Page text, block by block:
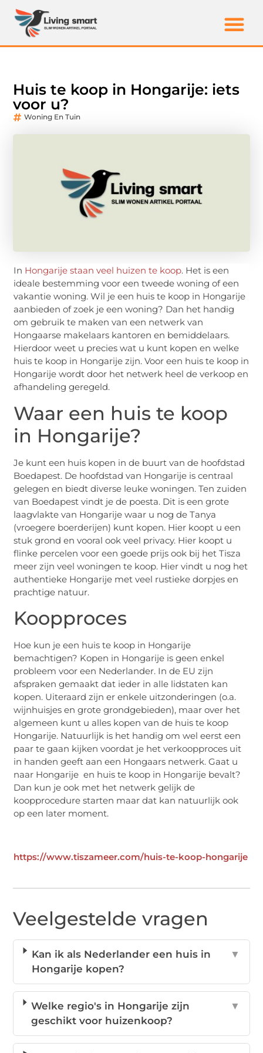
Huis te koop in Hongarije: iets
voor u?
Woning En Tuin
In Hongarije staan veel huizen te koop. Het is een
ideale bestemming voor een tweede woning of een
vakantie woning. Wil je een huis te koop in Hongarije
aanbieden of zoek je een woning? Dan het handig
om gebruik te maken van een netwerk van
Hongaarse makelaars kantoren en bemiddelaars.
Hierdoor weet u precies wat u kunt kopen en welke
huis te koop in Hongarije zijn. Voor een huis te koop in
Hongarije wordt door het netwerk heel de verkoop en
afhandeling geregeld.
Waar een huis te koop
in Hongarije?
Je kunt een huis kopen in de buurt van de hoofdstad
Boedapest. De hoofdstad van Hongarije is centraal
gelegen en biedt diverse leuke woningen. Ten zuiden
van Boedapest vindt je de poesta. Dit is een grote
laagvlakte van Hongarije waar u nog de Tanya
(vroegere boerderijen) kunt kopen. Hier koopt u een
stuk grond en vooral ook veel privacy. Hier koopt u
flinke percelen voor een goede prijs ook bij het Tisza
meer zijn veel woningen te koop. Hier vindt u nog het
authentieke Hongarije met veel rustieke dorpjes en
prachtige natuur.
Koopproces
Hoe kun je een huis te koop in Hongarije
bemachtigen? Kopen in Hongarije is geen enkel
probleem voor een Nederlander. In de EU zijn
afspraken gemaakt dat ieder in alle lidstaten kan
kopen. Uiteraard zijn er enkele uitzonderingen (o.a.
wijnhuisjes en grote grondgebieden), maar over het
algemeen kunt u alles kopen van de huis te koop
Hongarije. Natuurlijk is het handig om wel eerst een
paar te gaan kijken voordat je het verkoopproces uit
in handen geeft aan een Hongaars netwerk. Gaat u
naar Hongarije en huis te koop in Hongarije bevalt?
Dan kun je ook met het netwerk gelijk de
koopprocedure starten maar dat kan natuurlijk ook
op een later moment.
https://www.tiszameer.com/huis-te-koop-hongarije
Veelgestelde vragen
Kan ik als Nederlander een huis in
Hongarije kopen?
▼
Welke regio's in Hongarije zijn
geschikt voor huizenkoop?
▼